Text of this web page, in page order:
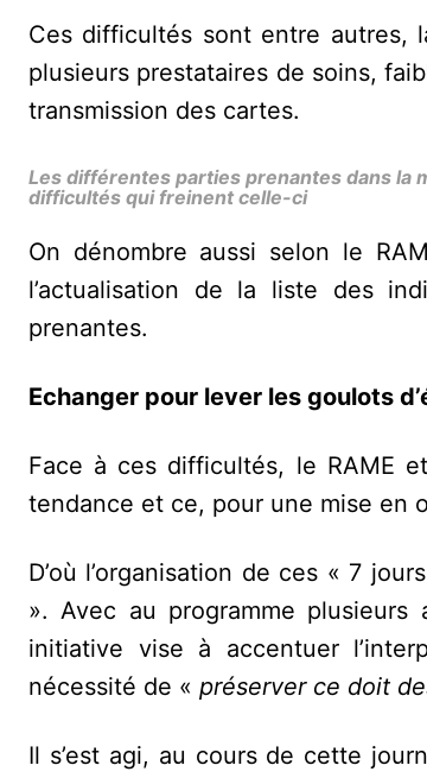
Ces difficultés sont entre autres,
plusieurs prestataires de soins,
transmission des cartes.
Les différentes parties prenantes dans la
difficultés qui freinent celle-ci
On dénombre aussi selon le
l’actualisation de la liste des
prenantes.
Echanger pour lever les goulots
Face à ces difficultés, le RAME
tendance et ce, pour une mise en
D’où l’organisation de ces « 7
». Avec au programme
initiative vise à accentuer
nécessité de « préserver ce doit
Il s’est agi, au cours de cette